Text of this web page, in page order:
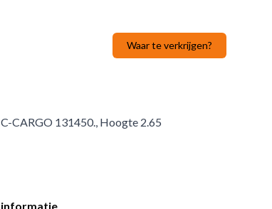
Waar te verkrijgen?
CARGO 131450., Hoogte 2.65
informatie